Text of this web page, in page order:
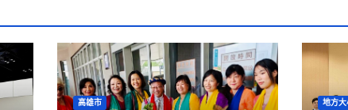
高雄市 地方大